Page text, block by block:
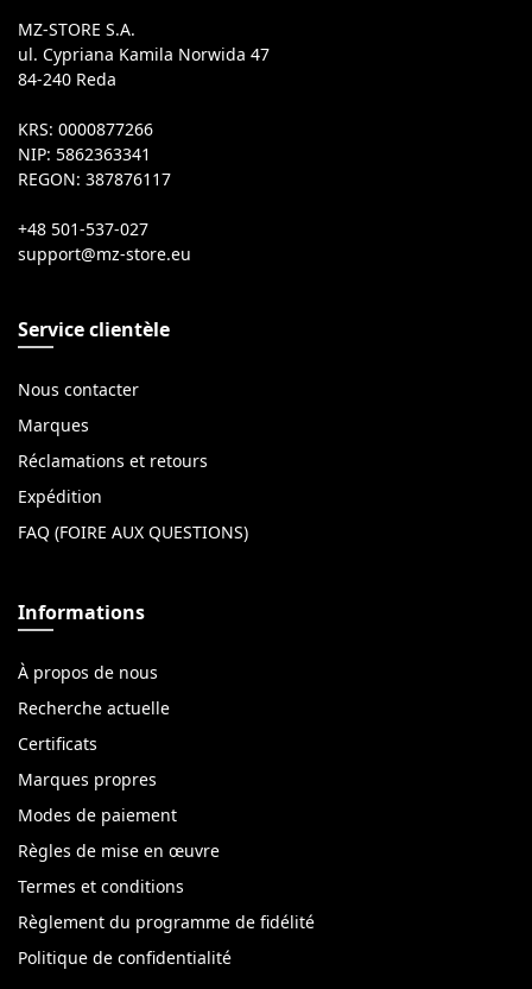
MZ-STORE S.A.
ul. Cypriana Kamila Norwida 47
84-240 Reda
KRS: 0000877266
NIP: 5862363341
REGON: 387876117
+48 501-537-027
Service clientèle
Nous contacter
Marques
Réclamations et retours
Expédition
FAQ (FOIRE AUX QUESTIONS)
Informations
À propos de nous
Recherche actuelle
Certificats
Marques propres
Modes de paiement
Règles de mise en œuvre
Termes et conditions
Règlement du programme de fidélité
Politique de confidentialité